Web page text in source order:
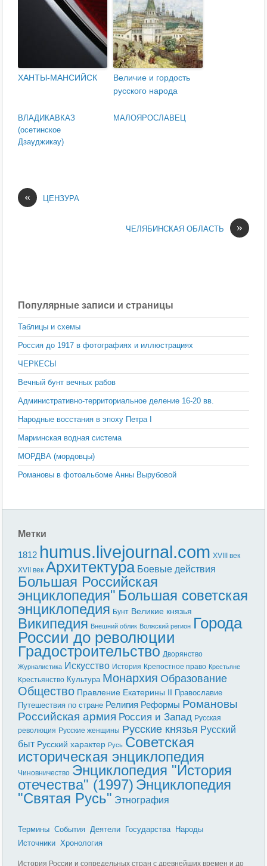
ХАНТЫ-МАНСИЙСК
Величие и гордость
русского народа
ВЛАДИКАВКАЗ
(осетинское
Дзауджикау)
МАЛОЯРОСЛАВЕЦ
« ЦЕНЗУРА
»
ЧЕЛЯБИНСКАЯ ОБЛАСТЬ
Популярные записи и страницы
Таблицы и схемы
Россия до 1917 в фотографиях и иллюстрациях
ЧЕРКЕСЫ
Вечный бунт вечных рабов
Административно-территориальное деление 16-20 вв.
Народные восстания в эпоху Петра I
Мариинская водная система
МОРДВА (мордовцы)
Романовы в фотоальбоме Анны Вырубовой
Метки
1812 humus.livejournal.com XVIII век
XVII век Архитектура Боевые действия
Большая Российская
энциклопедия" Большая советская
энциклопедия Бунт Великие князья
Википедия Внешний облик Волжский регион Города
России до революции
Градостроительство Дворянство
Журналистика Искусство История Крепостное право Крестьяне
Крестьянство Культура Монархия Образование
Общество Правление Екатерины II Православие
Путешествия по стране Религия Реформы Романовы
Российская армия Россия и Запад Русская
революция Русские женщины Русские князья Русский
быт Русский характер Русь Советская
историческая энциклопедия
Чиновничество Энциклопедия "История
отечества" (1997) Энциклопедия
"Святая Русь" Этнография
Термины События Деятели Государства
Народы
Источники Хронология
История России и сопредельных стран с древнейших времен и до